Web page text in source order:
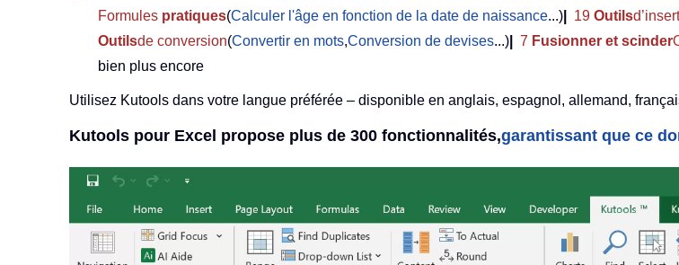
Formules pratiques(Calculer l'âge en fonction de la date de naissance...) 19 Outils
Outilsde conversion(Convertir en mots,Conversion de devises...) 7 Fusionner et scinder
bien plus encore
Utilisez Kutools dans votre langue préférée – disponible en anglais, espagnol, allemand,
Kutools pour Excel propose plus de 300 fonctionnalités,garantissant que ce